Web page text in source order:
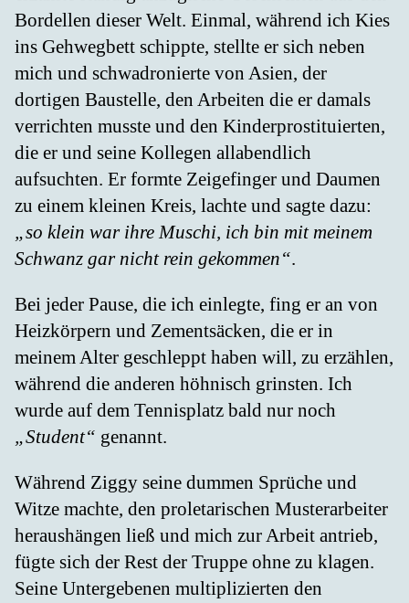
Bordellen dieser Welt. Einmal, während ich Kies
ins Gehwegbett schippte, stellte er sich neben
mich und schwadronierte von Asien, der
dortigen Baustelle, den Arbeiten die er damals
verrichten musste und den Kinderprostituierten,
die er und seine Kollegen allabendlich
aufsuchten. Er formte Zeigefinger und Daumen
zu einem kleinen Kreis, lachte und sagte dazu:
„so klein war ihre Muschi, ich bin mit meinem
Schwanz gar nicht rein gekommen“.
Bei jeder Pause, die ich einlegte, fing er an von
Heizkörpern und Zementsäcken, die er in
meinem Alter geschleppt haben will, zu erzählen,
während die anderen höhnisch grinsten. Ich
wurde auf dem Tennisplatz bald nur noch
„Student“ genannt.
Während Ziggy seine dummen Sprüche und
Witze machte, den proletarischen Musterarbeiter
heraushängen ließ und mich zur Arbeit antrieb,
fügte sich der Rest der Truppe ohne zu klagen.
Seine Untergebenen multiplizierten den